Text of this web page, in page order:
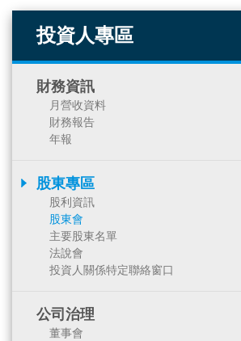
投資人專區
財務資訊
月營收資料
財務報告
年報
股東專區
股利資訊
股東會
主要股東名單
法說會
投資人關係特定聯絡窗口
公司治理
董事會